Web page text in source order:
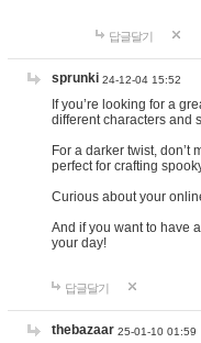
답글달기
sprunki 24-12-04 15:52
If you’re looking for a
different characters and
For a darker twist, don’t
perfect for crafting
Curious about your
And if you want to have
your day!
답글달기
thebazaar 25-01-10 01:59